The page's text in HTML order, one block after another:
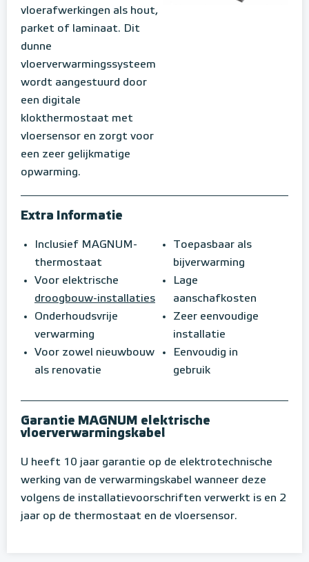
vloerafwerkingen als hout,
parket of laminaat. Dit
dunne
vloerverwarmingssysteem
wordt aangestuurd door
een digitale
klokthermostaat met
vloersensor en zorgt voor
een zeer gelijkmatige
opwarming.
Extra Informatie
Inclusief MAGNUM-
thermostaat
Voor elektrische
droogbouw-installaties
Onderhoudsvrije
verwarming
Voor zowel nieuwbouw
als renovatie
Toepasbaar als
bijverwarming
Lage
aanschafkosten
Zeer eenvoudige
installatie
Eenvoudig in
gebruik
Garantie MAGNUM elektrische
vloerverwarmingskabel
U heeft 10 jaar garantie op de elektrotechnische
werking van de verwarmingskabel wanneer deze
volgens de installatievoorschriften verwerkt is en 2
jaar op de thermostaat en de vloersensor.